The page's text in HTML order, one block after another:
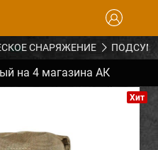
СНАРЯЖЕНИЕ
на 4 магазина АК
Хит